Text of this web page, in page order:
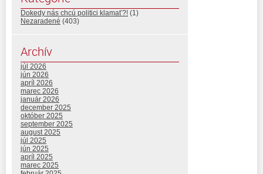
Dokedy nás chcú politici klamať?! (1)
Nezaradené (403)
Archív
júl 2026
jún 2026
apríl 2026
marec 2026
január 2026
december 2025
október 2025
september 2025
august 2025
júl 2025
jún 2025
apríl 2025
marec 2025